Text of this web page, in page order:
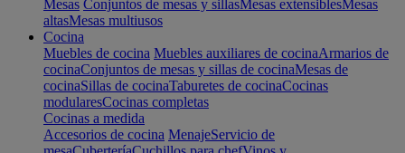
Mesas Conjuntos de mesas y sillasMesas extensiblesMesas
altasMesas multiusos
Cocina
Muebles de cocina Muebles auxiliares de cocinaArmarios de
cocinaConjuntos de mesas y sillas de cocinaMesas de
cocinaSillas de cocinaTaburetes de cocinaCocinas
modularesCocinas completas
Cocinas a medida
Accesorios de cocina MenajeServicio de